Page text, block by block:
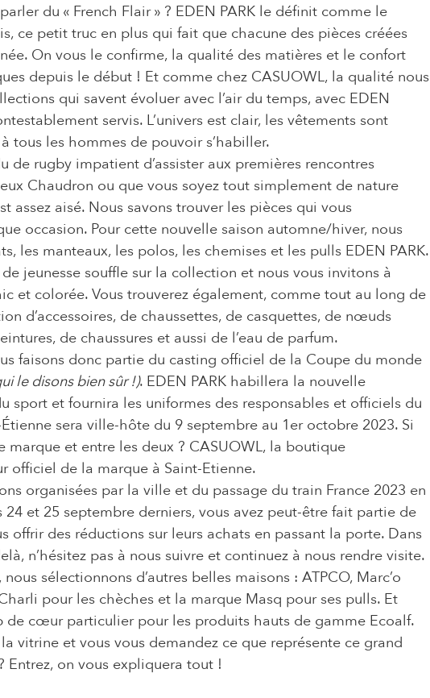
du « French Flair » ? EDEN PARK le définit comme le
ce petit truc en plus qui fait que chacune des pièces créées
On vous le confirme, la qualité des matières et le confort
depuis le début ! Et comme chez CASUOWL, la qualité nous
qui savent évoluer avec l’air du temps, avec EDEN
servis. L’univers est clair, les vêtements sont
tous les hommes de pouvoir s’habiller.
de rugby impatient d’assister aux premières rencontres
Chaudron ou que vous soyez tout simplement de nature
assez aisé. Nous savons trouver les pièces qui vous
occasion. Pour cette nouvelle saison automne/hiver, nous
les manteaux, les polos, les chemises et les pulls EDEN PARK.
jeunesse souffle sur la collection et nous vous invitons à
et colorée. Vous trouverez également, comme tout au long de
d’accessoires, de chaussettes, de casquettes, de nœuds
de chaussures et aussi de l’eau de parfum.
faisons donc partie du casting officiel de la Coupe du monde
le disons bien sûr !). EDEN PARK habillera la nouvelle
sport et fournira les uniformes des responsables et officiels du
sera ville-hôte du 9 septembre au 1er octobre 2023. Si
marque et entre les deux ? CASUOWL, la boutique
officiel de la marque à Saint-Etienne.
organisées par la ville et du passage du train France 2023 en
24 et 25 septembre derniers, vous avez peut-être fait partie de
offrir des réductions sur leurs achats en passant la porte. Dans
n’hésitez pas à nous suivre et continuez à nous rendre visite.
nous sélectionnons d’autres belles maisons : ATPCO, Marc’o
pour les chèches et la marque Masq pour ses pulls. Et
de cœur particulier pour les produits hauts de gamme Ecoalf.
vitrine et vous vous demandez ce que représente ce grand
on vous expliquera tout !